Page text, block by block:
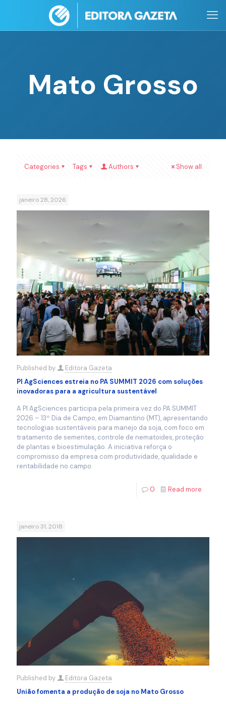
Mato Grosso
Categories Tags Authors Show all
janeiro 28, 2026
Published by
Editora Gazeta
PI AgSciences estreia no PA SUMMIT 2026 com soluções
inovadoras para a agricultura sustentável
A PI AgSciences participa pela primeira vez do PA SUMMIT
2026 – 13º Dia de Campo, em Diamantino (MT), apresentando
tecnologias sustentáveis para manejo da soja, com foco em
tratamento de sementes, controle de nematoides, proteção
de plantas e bioestimulação. A iniciativa reforça o
compromisso da empresa com produtividade, qualidade e
rentabilidade no campo.
0 Read more
janeiro 31, 2018
Published by
Editora Gazeta
União fomenta a produção de soja no Mato Grosso